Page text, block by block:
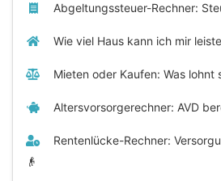
Abgeltungssteuer-Rechner:
Wie viel Haus kann ich mir
Mieten oder Kaufen: Was lohnt
Altersvorsorgerechner: AVD
Rentenlücke-Rechner:
👴